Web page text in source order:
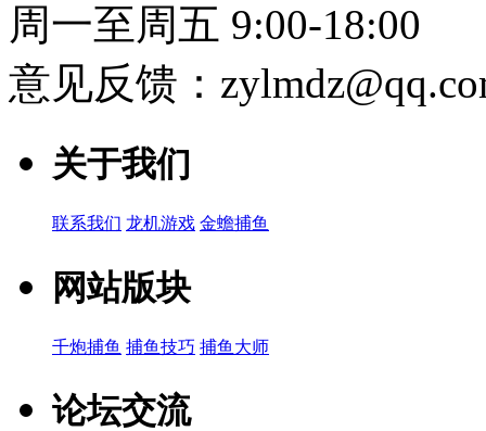
周一至周五 9:00-18:00
意见反馈：
关于我们
联系我们 龙机游戏 金蟾捕鱼
网站版块
千炮捕鱼 捕鱼技巧 捕鱼大师
论坛交流